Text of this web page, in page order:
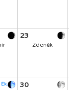
23
Zdeněk
Ek. 30